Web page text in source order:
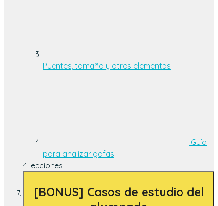
Puentes, tamaño y otros elementos
Guía
para analizar gafas
4 lecciones
[BONUS] Casos de estudio del